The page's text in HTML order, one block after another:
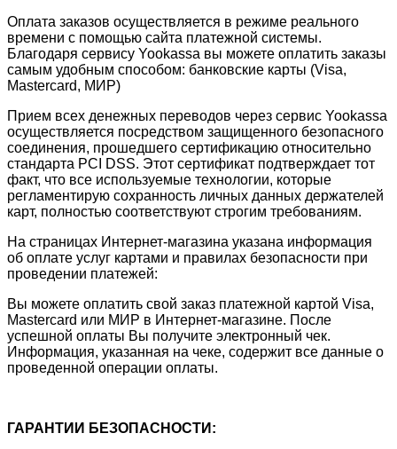
Оплата заказов осуществляется в режиме реального
времени с помощью сайта платежной системы.
Благодаря сервису Yookassa вы можете оплатить заказы
самым удобным способом: банковские карты (Visa,
Mastercard, МИР)
Прием всех денежных переводов через сервис Yookassa
осуществляется посредством защищенного безопасного
соединения, прошедшего сертификацию относительно
стандарта PCI DSS. Этот сертификат подтверждает тот
факт, что все используемые технологии, которые
регламентирую сохранность личных данных держателей
карт, полностью соответствуют строгим требованиям.
На страницах Интернет-магазина указана информация
об оплате услуг картами и правилах безопасности при
проведении платежей:
Вы можете оплатить свой заказ платежной картой Visa,
Mastercard или МИР в Интернет-магазине. После
успешной оплаты Вы получите электронный чек.
Информация, указанная на чеке, содержит все данные о
проведенной операции оплаты.
ГАРАНТИИ БЕЗОПАСНОСТИ: